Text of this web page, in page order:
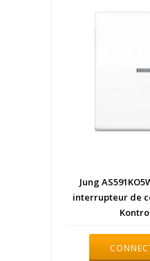
Jung
interrupteur de